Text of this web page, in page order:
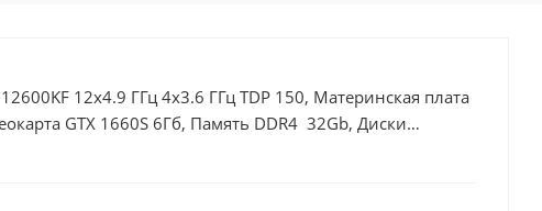
12x4.9 ГГц 4x3.6 ГГц TDP 150, Материнская плата
GTX 1660S 6Гб, Память DDR4 32Gb, Диски
600Вт